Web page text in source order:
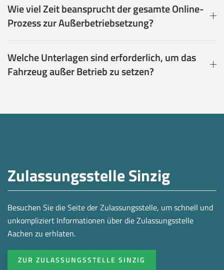
Wie viel Zeit beansprucht der gesamte Online-
Prozess zur Außerbetriebsetzung?
Welche Unterlagen sind erforderlich, um das
Fahrzeug außer Betrieb zu setzen?
Zulassungsstelle Sinzig
Besuchen Sie die Seite der Zulassungsstelle, um schnell und
unkompliziert Informationen über die Zulassungsstelle
Aachen zu erhlaten.
ZUR ZULASSUNGSSTELLE SINZIG